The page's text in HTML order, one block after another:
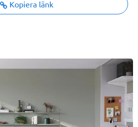
Kopiera länk